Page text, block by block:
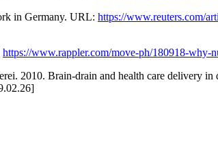
in Germany. URL: https://www.reuters.com/
https://www.rappler.com/move-ph/180918-why-
2010. Brain-drain and health care delivery